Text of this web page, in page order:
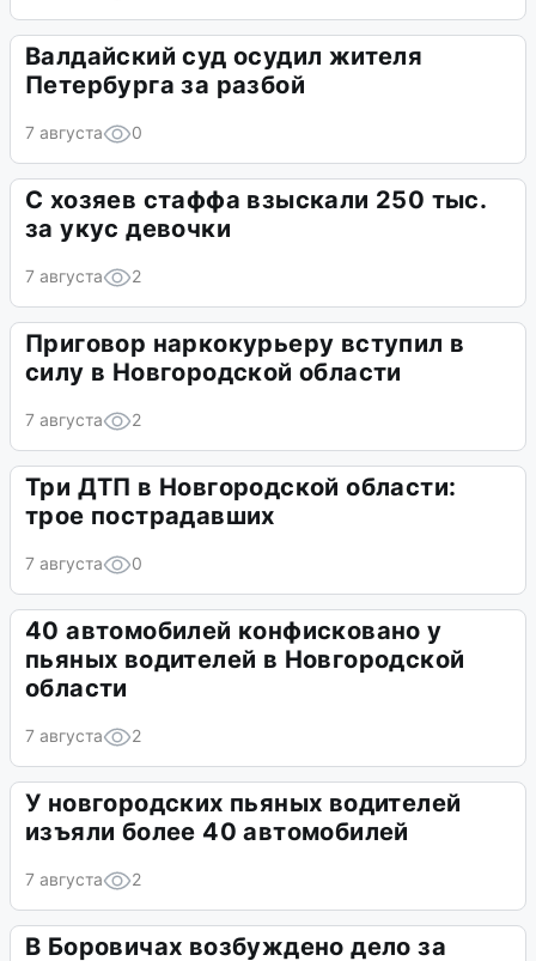
Валдайский суд осудил жителя
Петербурга за разбой
7 августа 0
С хозяев стаффа взыскали 250 тыс.
за укус девочки
7 августа 2
Приговор наркокурьеру вступил в
силу в Новгородской области
7 августа 2
Три ДТП в Новгородской области:
трое пострадавших
7 августа 0
40 автомобилей конфисковано у
пьяных водителей в Новгородской
области
7 августа 2
У новгородских пьяных водителей
изъяли более 40 автомобилей
7 августа 2
В Боровичах возбуждено дело за